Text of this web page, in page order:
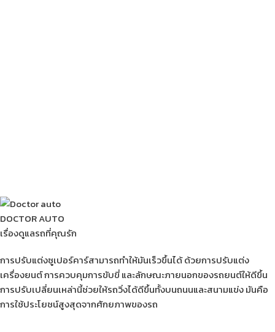
DOCTOR AUTO
เรื่องดูแลรถที่คุณรัก
การปรับแต่งซูเปอร์คาร์สามารถทำให้มันเร็วขึ้นได้ ด้วยการปรับแต่ง
เครื่องยนต์ การควบคุมการขับขี่ และลักษณะภายนอกของรถยนต์ให้ดีขึ้น
การปรับเปลี่ยนเหล่านี้ช่วยให้รถวิ่งได้ดีขึ้นทั้งบนถนนและสนามแข่ง มันคือ
การใช้ประโยชน์สูงสุดจากศักยภาพของรถ